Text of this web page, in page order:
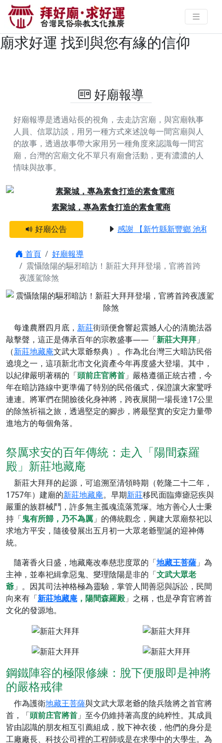
震懾陰陽的驅邪暗訪！新莊大拜拜
登場，官將首跨夜護駕除煞 | 拜好
廟求好運 找到與您有緣的信仰
好廟報導
好廟報導是透過站長的視角，去走訪宮廟，與宮廟執事
人員、信眾訪談，用另一種方式來述說每一間宮廟與人
的故事，透過故事帶大家用另一種角度來認識每一間宮
廟，台灣的宮廟文化不單只有廟會活動，更有濃濃的人
情味與故事。
素聚城，專為素食打造的素食電商
Previous
好廟公告 感謝 【新竹縣新豐鄉 池和宮
首頁
好廟報導
震懾陰陽的驅邪暗訪！新莊大拜拜登場，官將首跨
夜護駕除煞
每逢農曆四月底， 新莊街頭便會響起震撼人心的清脆法器
敲擊聲，這正是傳承百年的宗教盛事——「新莊大拜拜 」
（新莊地藏庵文武大眾爺祭典）。作為北台灣三大暗訪民俗
遶境之一，這項新北市文化資產今年再度盛大登場。其中，
以紀律嚴明著稱的「頭前庄官將首 」嚴格遵循正統古禮，今
年在暗訪路線中更準備了特別的民俗儀式，保證讓大家驚呼
連連。將軍們在開臉後化身神將，跨夜展開一場長達17公里
的除煞祈福之旅，透過堅定的腳步，將最堅實的安定力量帶
進地方的每個角落。
祭厲求安的百年傳統：走入「陽間森羅
殿」新莊地藏庵
新莊大拜拜的起源，可追溯至清領時期（乾隆二十二年，
1757年）建廟的新莊地藏庵。早期新莊移民面臨瘴瘧惡疾與
嚴重的族群械鬥，許多無主孤魂流落荒塚。地方善心人士秉
持「鬼有所歸，乃不為厲 」的傳統觀念，興建大眾廟祭祀以
求地方平安，隨後發展出五月初一大眾老爺聖誕的迎神傳
統。
隨著香火日盛，地藏庵改奉慈悲度眾的「地藏王菩薩 」為
主神，並奉祀緝拿惡鬼、燮理陰陽是非的「文武大眾老
爺 」。因其司法神格極為靈驗，掌管人間善惡與訴訟，民間
向來有「新莊地藏庵 ，陽間森羅殿」之稱，也是孕育官將首
文化的發源地。
鋼鐵陣容的極限修練：脫下便服即是神將
的嚴格戒律
作為護衛地藏王菩薩與文武大眾老爺的陰兵陰將之首官將
首，「頭前庄官將首」至今仍維持著高度的純粹性。其成員
皆由認識的朋友相互引薦組成，脫下神衣後，他們的身分是
工廠廠長、科技公司裡的工程師或是在求學中的大學生。為